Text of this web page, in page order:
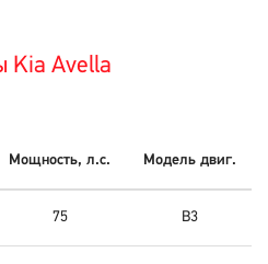
Kia Avella
Мощность, л.с. Модель двиг.
75 B3